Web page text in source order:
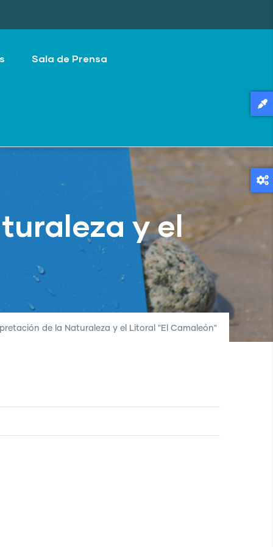
Sala de Prensa
y el
de la Naturaleza y el Litoral "El Camaleón"